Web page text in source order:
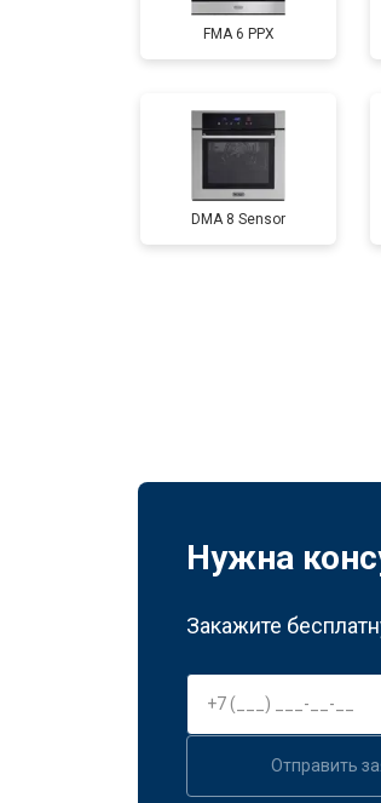
FMA 6 PPX
DMA 8 Sensor
Нужна
Закажите
Отправить